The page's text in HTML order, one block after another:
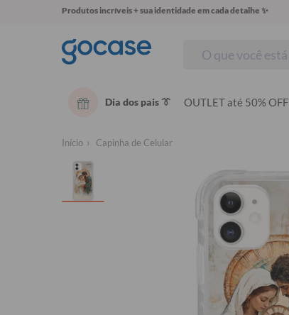
Produtos incríveis + sua identidade em cada detalhe ✨
Dia dos pais 👔 OUTLET até 50% OFF
Início Capinha de Celular